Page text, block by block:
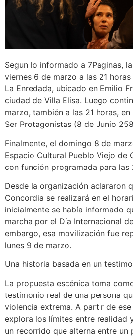
Segun lo informado a 7Paginas,
viernes 6 de marzo a las 21
La Enredada, ubicado en Emilio
ciudad de Villa Elisa. Luego
marzo, también a las 21 horas,
Ser Protagonistas (8 de Junio
Finalmente, el domingo 8 de
Espacio Cultural Pueblo Viejo de
con función programada para las
Desde la organización aclararon
Concordia se realizará en el
inicialmente se había informado
marcha por el Día Internacional
embargo, esa movilización fue
lunes 9 de marzo.
Una historia basada en un
La propuesta escénica toma
testimonio real de una persona
violencia extrema. A partir de
explora los límites entre realidad
un recorrido que alterna entre un